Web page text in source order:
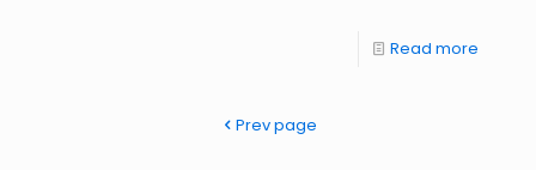
Read more
Prev page